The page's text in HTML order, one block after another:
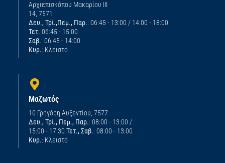
Αρχιεπισκόπου Μακαρίου ΙΙΙ
14, 7571
Δευ., Τρί.,Πεμ., Παρ.: 06:45 - 13:00 / 14:00 - 18:00
Τετ.:06:45 - 15:00
Σαβ.: 06:45 - 14:00
Κυρ.: Κλειστό
Μαζωτός
10 Γρηγόρη Αυξεντίου, 7577
Δευ., Τρί., Πεμ., Παρ.: 08:00 - 13:00 /
15:00 - 17:30 Τετ., Σαβ.: 08:00 - 13:00
Κυρ.: Κλειστό